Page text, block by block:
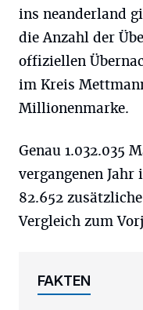
ins neanderland
die Anzahl der
offiziellen
im Kreis
Millionenmarke.
Genau 1.032.035
vergangenen
82.652‬
Vergleich zum
FAKTEN